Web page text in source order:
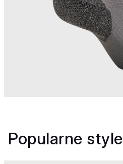
Popularne style